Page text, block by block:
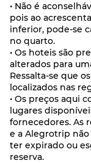
• Não é
pois ao
inferior, pode-se
no quarto.
• Os hoteis são
alterados para
Ressalta-se que
localizados nas
• Os preços aqui
lugares
fornecedores. As
e a Alegrotrip
ter expirado ou
reserva.